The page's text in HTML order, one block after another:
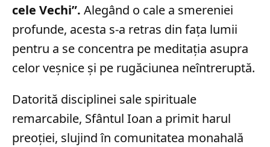
cele Vechi”. Alegând o cale a smereniei
profunde, acesta s-a retras din fața lumii
pentru a se concentra pe meditația asupra
celor veșnice și pe rugăciunea neîntreruptă.
Datorită disciplinei sale spirituale
remarcabile, Sfântul Ioan a primit harul
preoției, slujind în comunitatea monahală